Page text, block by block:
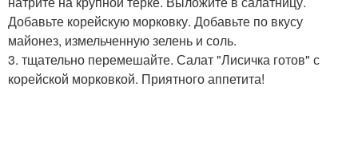
Добавьте корейскую морковку. Добавьте по вкусу
майонез, измельченную зелень и соль.
3. тщательно перемешайте. Салат "Лисичка готов" с
корейской морковкой. Приятного аппетита!